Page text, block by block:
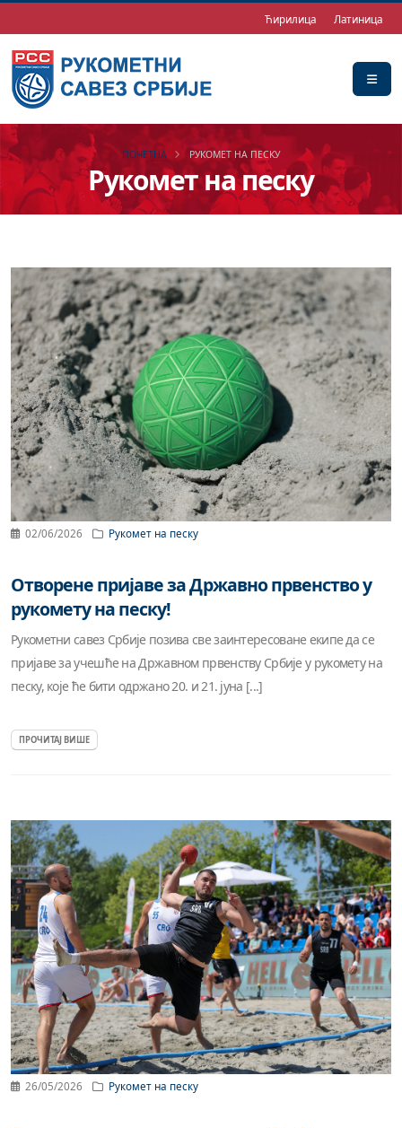
Ћирилица Латиница
Рукомет на песку
ПОЧЕТНА РУКОМЕТ НА ПЕСКУ
02/06/2026 Рукомет на песку
Отворене пријаве за Државно првенство у
рукомету на песку!
Рукометни савез Србије позива све заинтересоване екипе да се
пријаве за учешће на Државном првенству Србије у рукомету на
песку, које ће бити одржано 20. и 21. јуна [...]
ПРОЧИТАЈ ВИШЕ
26/05/2026 Рукомет на песку